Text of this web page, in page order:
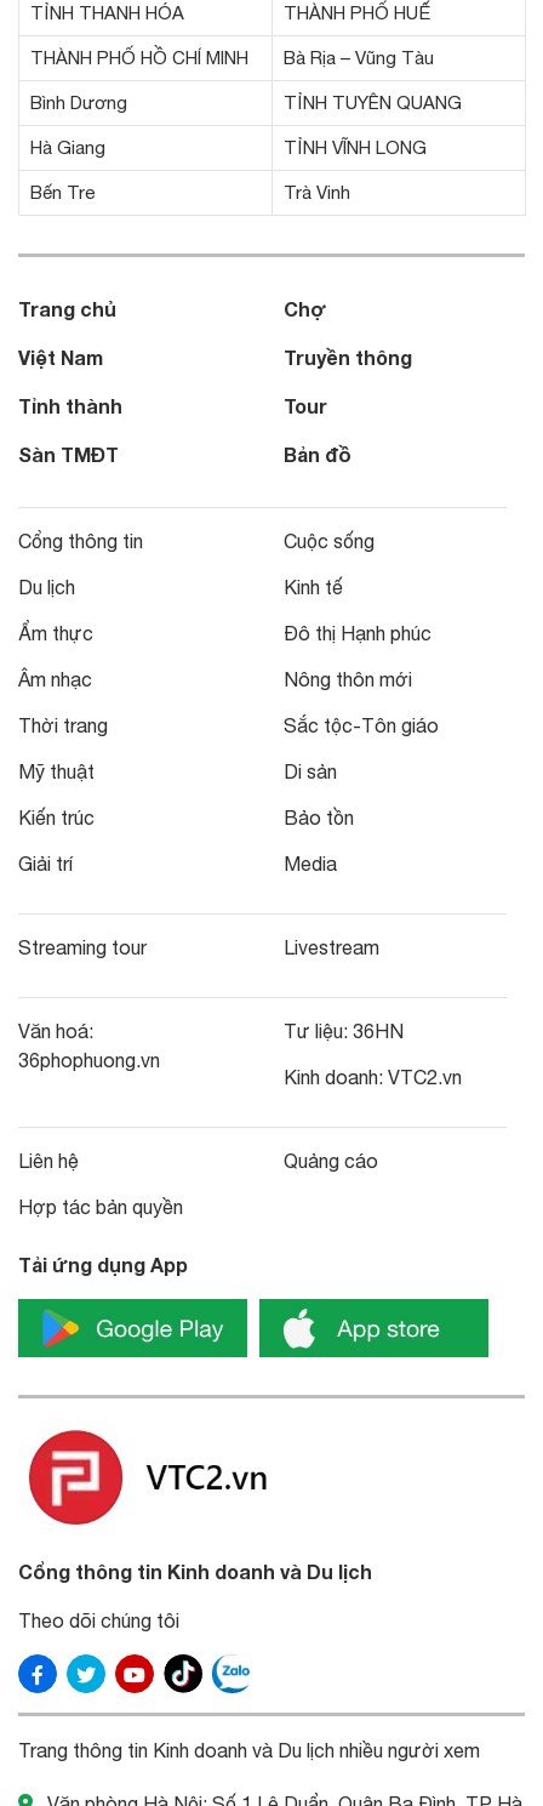
TỈNH THANH HÓA THÀNH PHỐ HUẾ
THÀNH PHỐ HỒ CHÍ MINH Bà Rịa – Vũng Tàu
Bình Dương TỈNH TUYÊN QUANG
Hà Giang TỈNH VĨNH LONG
Bến Tre Trà Vinh
Trang chủ
Việt Nam
Tỉnh thành
Sàn TMĐT
Chợ
Truyền thông
Tour
Bản đồ
Cổng thông tin
Du lịch
Ẩm thực
Âm nhạc
Thời trang
Mỹ thuật
Kiến trúc
Giải trí
Cuộc sống
Kinh tế
Đô thị Hạnh phúc
Nông thôn mới
Sắc tộc-Tôn giáo
Di sản
Bảo tồn
Media
Streaming tour Livestream
Văn hoá:
36phophuong.vn
Tư liệu: 36HN
Kinh doanh: VTC2.vn
Liên hệ
Hợp tác bản quyền
Quảng cáo
Tải ứng dụng App
Cổng thông tin Kinh doanh và Du lịch
Theo dõi chúng tôi
Trang thông tin Kinh doanh và Du lịch nhiều người xem